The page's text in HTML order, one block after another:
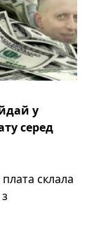
у
серед
склала